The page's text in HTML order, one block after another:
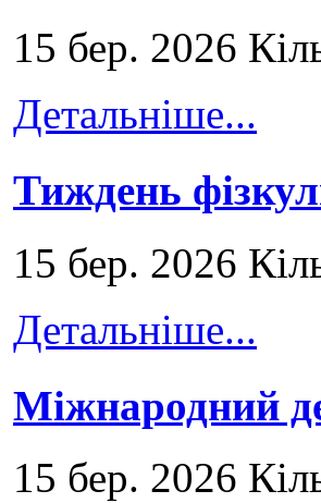
15 бер. 2026
Детальніше...
Тиждень
15 бер. 2026
Детальніше...
Міжнародний
15 бер. 2026